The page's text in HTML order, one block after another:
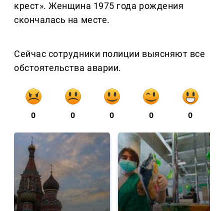
крест». Женщина 1975 года рождения
скончалась на месте.
Сейчас сотрудники полиции выясняют все
обстоятельства аварии.
0 0 0 0 0